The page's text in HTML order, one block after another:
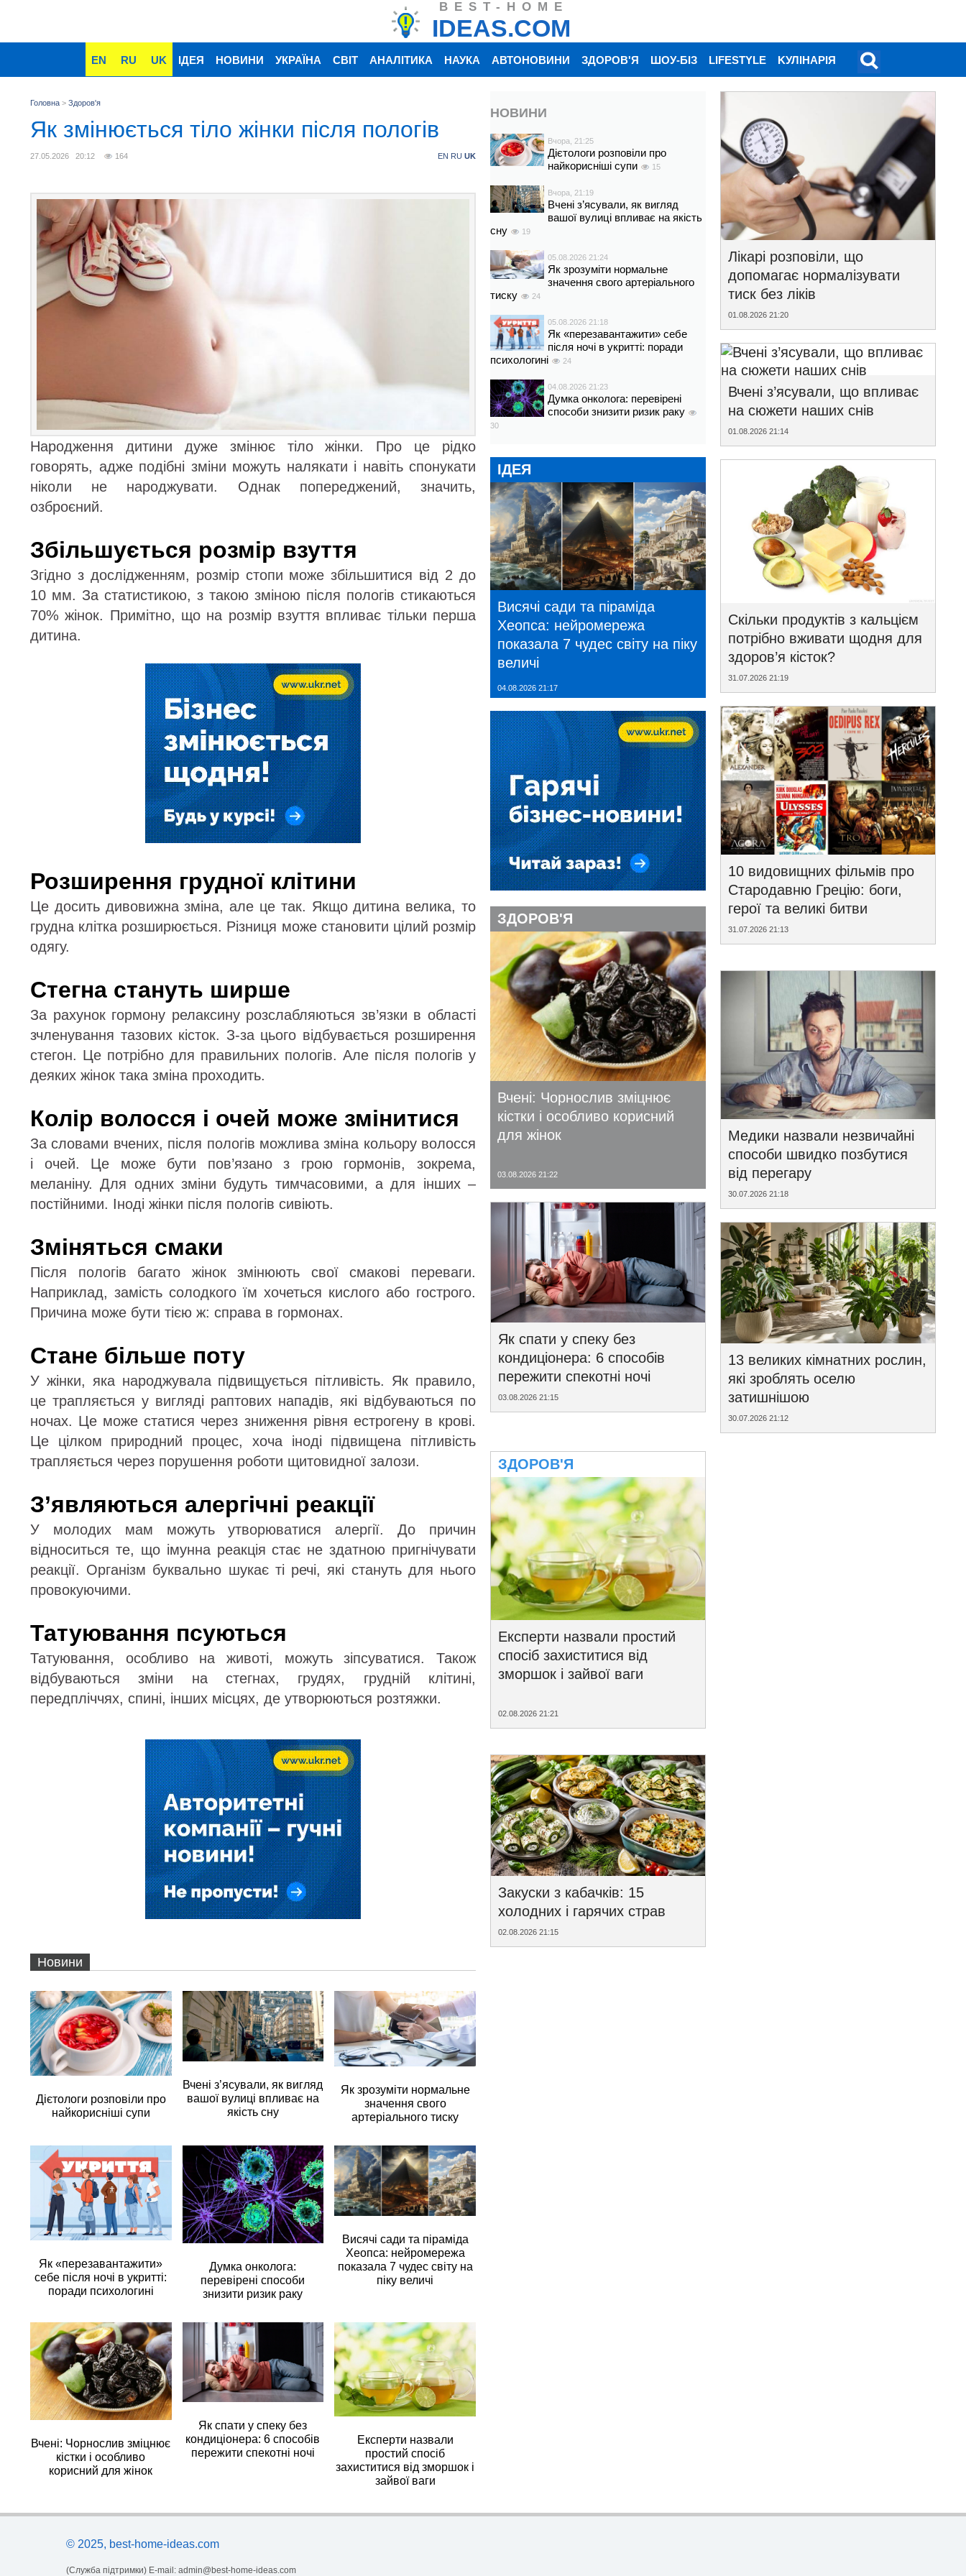
BEST-HOME
IDEAS.COM
EN RU UK ІДЕЯ НОВИНИ УКРАЇНА СВІТ АНАЛІТИКА НАУКА АВТОНОВИНИ ЗДОРОВ'Я ШОУ-БІЗ LIFESTYLE KУЛІНАРІЯ
Головна > Здоров'я
Як змінюється тіло жінки після пологів
27.05.2026 20:12 164 EN RU UK
Народження дитини дуже змінює тіло жінки. Про це рідко
говорять, адже подібні зміни можуть налякати і навіть спонукати
ніколи не народжувати. Однак попереджений, значить,
озброєний.
Збільшується розмір взуття
Згідно з дослідженням, розмір стопи може збільшитися від 2 до
10 мм. За статистикою, з такою зміною після пологів стикаються
70% жінок. Примітно, що на розмір взуття впливає тільки перша
дитина.
Розширення грудної клітини
Це досить дивовижна зміна, але це так. Якщо дитина велика, то
грудна клітка розширюється. Різниця може становити цілий розмір
одягу.
Стегна стануть ширше
За рахунок гормону релаксину розслабляються зв’язки в області
зчленування тазових кісток. З-за цього відбувається розширення
стегон. Це потрібно для правильних пологів. Але після пологів у
деяких жінок така зміна проходить.
Колір волосся і очей може змінитися
За словами вчених, після пологів можлива зміна кольору волосся
і очей. Це може бути пов’язано з грою гормонів, зокрема,
меланіну. Для одних зміни будуть тимчасовими, а для інших –
постійними. Іноді жінки після пологів сивіють.
Зміняться смаки
Після пологів багато жінок змінюють свої смакові переваги.
Наприклад, замість солодкого їм хочеться кислого або гострого.
Причина може бути тією ж: справа в гормонах.
Стане більше поту
У жінки, яка народжувала підвищується пітливість. Як правило,
це трапляється у вигляді раптових нападів, які відбуваються по
ночах. Це може статися через зниження рівня естрогену в крові.
Це цілком природний процес, хоча іноді підвищена пітливість
трапляється через порушення роботи щитовидної залози.
З’являються алергічні реакції
У молодих мам можуть утворюватися алергії. До причин
відноситься те, що імунна реакція стає не здатною пригнічувати
реакції. Організм буквально шукає ті речі, які стануть для нього
провокуючими.
Татуювання псуються
Татуювання, особливо на животі, можуть зіпсуватися. Також
відбуваються зміни на стегнах, грудях, грудній клітині,
передпліччях, спині, інших місцях, де утворюються розтяжки.
Новини
Дієтологи розповіли про
найкорисніші супи
Вчені з’ясували, як вигляд
вашої вулиці впливає на
якість сну
Як зрозуміти нормальне
значення свого
артеріального тиску
Як «перезавантажити»
себе після ночі в укритті:
поради психологині
Думка онколога:
перевірені способи
знизити ризик раку
Висячі сади та піраміда
Хеопса: нейромережа
показала 7 чудес світу на
піку величі
Вчені: Чорнослив зміцнює
кістки і особливо
корисний для жінок
Як спати у спеку без
кондиціонера: 6 способів
пережити спекотні ночі
Експерти назвали
простий спосіб
захиститися від зморшок і
зайвої ваги
НОВИНИ
Вчора, 21:25
Дієтологи розповіли про
найкорисніші супи
15
Вчора, 21:19
Вчені з’ясували, як вигляд
вашої вулиці впливає на якість
сну
19
05.08.2026 21:24
Як зрозуміти нормальне
значення свого артеріального
тиску
24
05.08.2026 21:18
Як «перезавантажити» себе
після ночі в укритті: поради
психологині
24
04.08.2026 21:23
Думка онколога: перевірені
способи знизити ризик раку
30
ІДЕЯ
Висячі сади та піраміда
Хеопса: нейромережа
показала 7 чудес світу на піку
величі
04.08.2026 21:17
ЗДОРОВ'Я
Вчені: Чорнослив зміцнює
кістки і особливо корисний
для жінок
03.08.2026 21:22
Як спати у спеку без
кондиціонера: 6 способів
пережити спекотні ночі
03.08.2026 21:15
ЗДОРОВ'Я
Експерти назвали простий
спосіб захиститися від
зморшок і зайвої ваги
02.08.2026 21:21
Закуски з кабачків: 15
холодних і гарячих страв
02.08.2026 21:15
Лікарі розповіли, що
допомагає нормалізувати
тиск без ліків
01.08.2026 21:20
Вчені з’ясували, що впливає
на сюжети наших снів
01.08.2026 21:14
Скільки продуктів з кальцієм
потрібно вживати щодня для
здоров’я кісток?
31.07.2026 21:19
10 видовищних фільмів про
Стародавню Грецію: боги,
герої та великі битви
31.07.2026 21:13
Медики назвали незвичайні
способи швидко позбутися
від перегару
30.07.2026 21:18
13 великих кімнатних рослин,
які зроблять оселю
затишнішою
30.07.2026 21:12
© 2025, best-home-ideas.com
(Служба підтримки) E-mail: admin@best-home-ideas.com